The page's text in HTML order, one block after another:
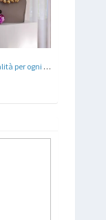
Specchi di design moderni: stile e funzionalità per ogni ambiente